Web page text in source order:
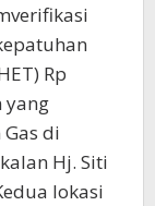
Rp
yang
di
Hj. Siti
lokasi